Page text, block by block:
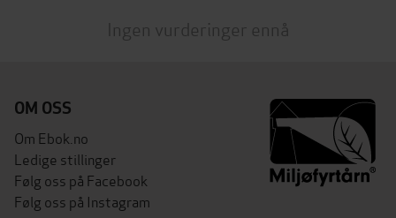
Ingen vurderinger ennå
OM OSS
Om Ebok.no
Ledige stillinger
Følg oss på Facebook
Følg oss på Instagram